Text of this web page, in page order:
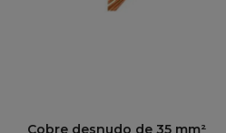
Cobre desnudo de 35 mm²